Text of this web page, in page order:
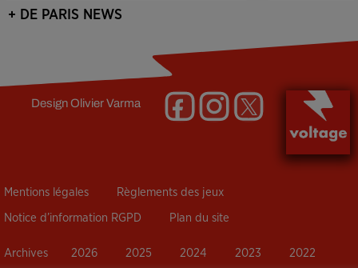
+ DE PARIS NEWS
DesignOlivier Varma
Mentions légales Règlements des jeux
Notice d’information RGPD Plan du site
Archives 2026 2025 2024 2023 2022